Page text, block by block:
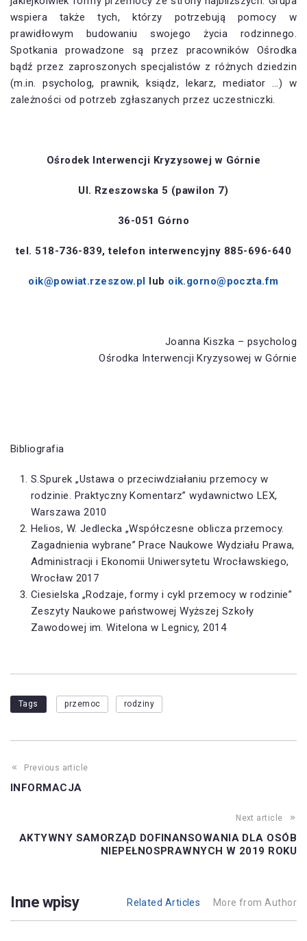
wspiera także tych, którzy potrzebują pomocy w
prawidłowym budowaniu swojego życia rodzinnego.
Spotkania prowadzone są przez pracowników Ośrodka
bądź przez zaproszonych specjalistów z różnych dziedzin
(m.in. psycholog, prawnik, ksiądz, lekarz, mediator …) w
zależności od potrzeb zgłaszanych przez uczestniczki.
Ośrodek Interwencji Kryzysowej w Górnie
Ul. Rzeszowska 5 (pawilon 7)
36-051 Górno
tel. 518-736-839, telefon interwencyjny 885-696-640
oik@powiat.rzeszow.pl lub oik.gorno@poczta.fm
Joanna Kiszka – psycholog
Ośrodka Interwencji Kryzysowej w Górnie
Bibliografia
S.Spurek „Ustawa o przeciwdziałaniu przemocy w
rodzinie. Praktyczny Komentarz” wydawnictwo LEX,
Warszawa 2010
Helios, W. Jedlecka „Współczesne oblicza przemocy.
Zagadnienia wybrane” Prace Naukowe Wydziału Prawa,
Administracji i Ekonomii Uniwersytetu Wrocławskiego,
Wrocław 2017
Ciesielska „Rodzaje, formy i cykl przemocy w rodzinie”
Zeszyty Naukowe państwowej Wyższej Szkoły
Zawodowej im. Witelona w Legnicy, 2014
Tags przemoc rodziny
Previous article
INFORMACJA
Next article
AKTYWNY SAMORZĄD DOFINANSOWANIA DLA OSÓB
NIEPEŁNOSPRAWNYCH W 2019 ROKU
Inne wpisy Related Articles More from Author